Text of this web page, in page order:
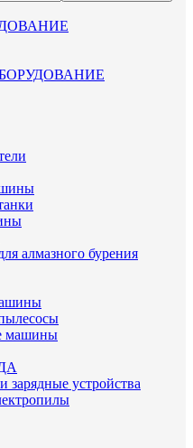
алмазного бурения
машины
зарядные устройства